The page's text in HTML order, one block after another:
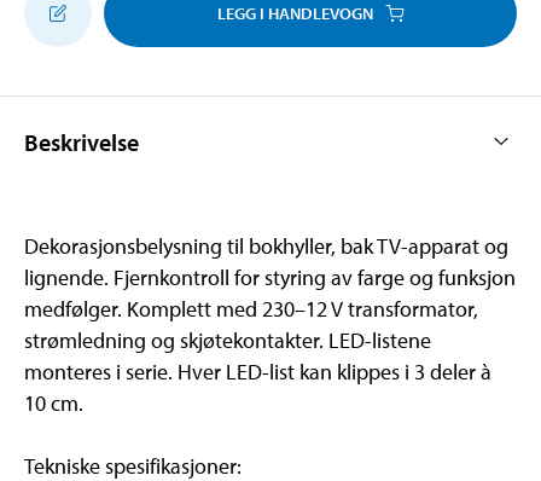
LEGG I HANDLEVOGN
Beskrivelse
Dekorasjonsbelysning til bokhyller, bak TV-apparat og
lignende. Fjernkontroll for styring av farge og funksjon
medfølger. Komplett med 230–12 V transformator,
strømledning og skjøtekontakter. LED-listene
monteres i serie. Hver LED-list kan klippes i 3 deler à
10 cm.
Tekniske spesifikasjoner: